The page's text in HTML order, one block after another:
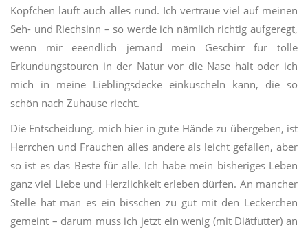
Köpfchen läuft auch alles rund. Ich vertraue viel auf meinen
Seh- und Riechsinn – so werde ich nämlich richtig aufgeregt,
wenn mir eeendlich jemand mein Geschirr für tolle
Erkundungstouren in der Natur vor die Nase hält oder ich
mich in meine Lieblingsdecke einkuscheln kann, die so
schön nach Zuhause riecht.
Die Entscheidung, mich hier in gute Hände zu übergeben, ist
Herrchen und Frauchen alles andere als leicht gefallen, aber
so ist es das Beste für alle. Ich habe mein bisheriges Leben
ganz viel Liebe und Herzlichkeit erleben dürfen. An mancher
Stelle hat man es ein bisschen zu gut mit den Leckerchen
gemeint – darum muss ich jetzt ein wenig (mit Diätfutter) an